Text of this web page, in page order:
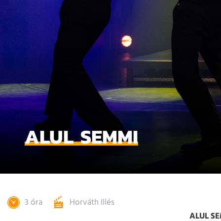
ALUL SEMMI
3 óra
Horváth Illés
ALUL